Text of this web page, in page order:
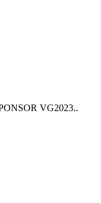
VG2023..